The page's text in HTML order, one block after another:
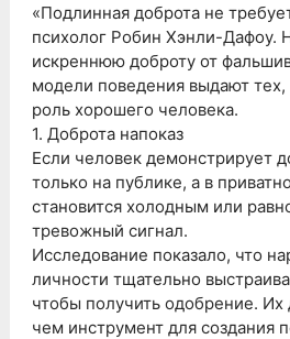
«Подлинная доброта не
психолог Робин Хэнли-Дафоу.
искреннюю доброту от
модели поведения выдают тех,
роль хорошего человека.
1. Доброта напоказ
Если человек демонстрирует
только на публике, а в
становится холодным или
тревожный сигнал.
Исследование показало, что
личности тщательно
чтобы получить одобрение.
чем инструмент для создания